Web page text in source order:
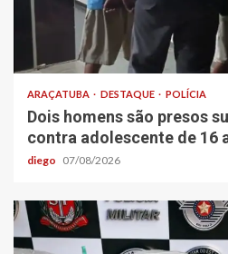
ARAÇATUBA DESTAQUE POLÍCIA
Dois homens são presos
contra adolescente de 16
diego 07/08/2026